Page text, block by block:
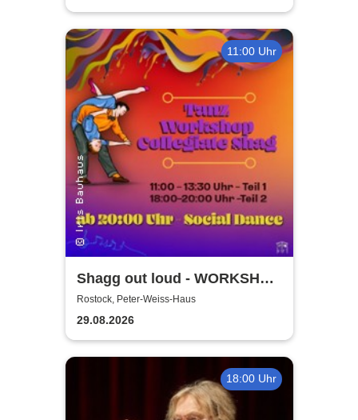
11:00 Uhr
Shagg out loud - WORKSHOP
+ Social Dance | Peter Weiss
Haus Rostock
Rostock, Peter-Weiss-Haus
29.08.2026
18:00 Uhr